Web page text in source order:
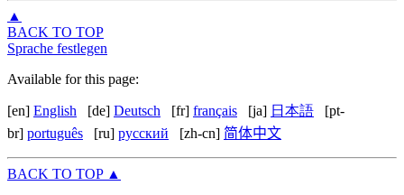
▲
BACK TO TOP
Sprache festlegen
Available for this page:
[en] English [de] Deutsch [fr] français [ja] 日本語
[pt-
br] português [ru] русский [zh-cn] 简体中文
BACK TO TOP ▲